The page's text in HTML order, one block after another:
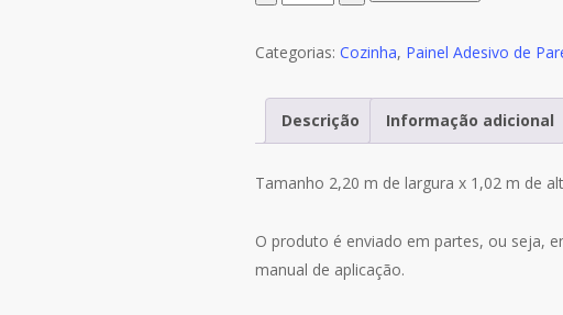
Painel
Cozinha
Coffee
Categorias: Cozinha, Painel Adesivo de
Descrição Informação adicional
Tamanho 2,20 m de largura x 1,02 m de
O produto é enviado em partes, ou seja,
manual de aplicação.